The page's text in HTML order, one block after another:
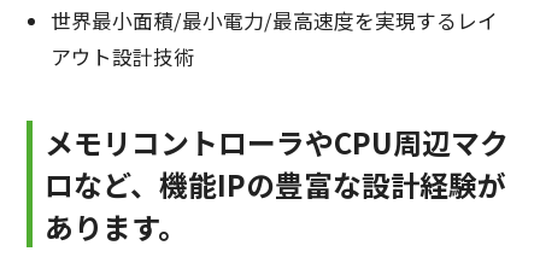
世界最小面積/最小電力/最高速度を実現するレイ
アウト設計技術
メモリコントローラやCPU周辺マク
ロなど、機能IPの豊富な設計経験が
あります。